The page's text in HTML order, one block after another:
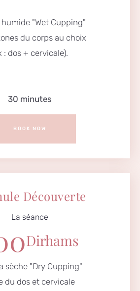
"Wet Cupping"
du corps au choix
: dos + cervicale).
30 minutes
BOOK NOW
Découverte
La séance
Dirhams
sèche "Dry Cupping"
du dos et cervicale